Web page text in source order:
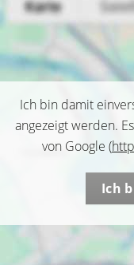
Ich bin damit
angezeigt werden.
von Google (
Ich